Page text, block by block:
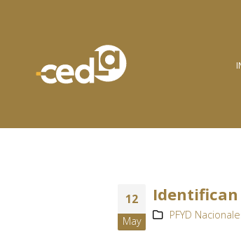
12
May
Identifican
PFYD